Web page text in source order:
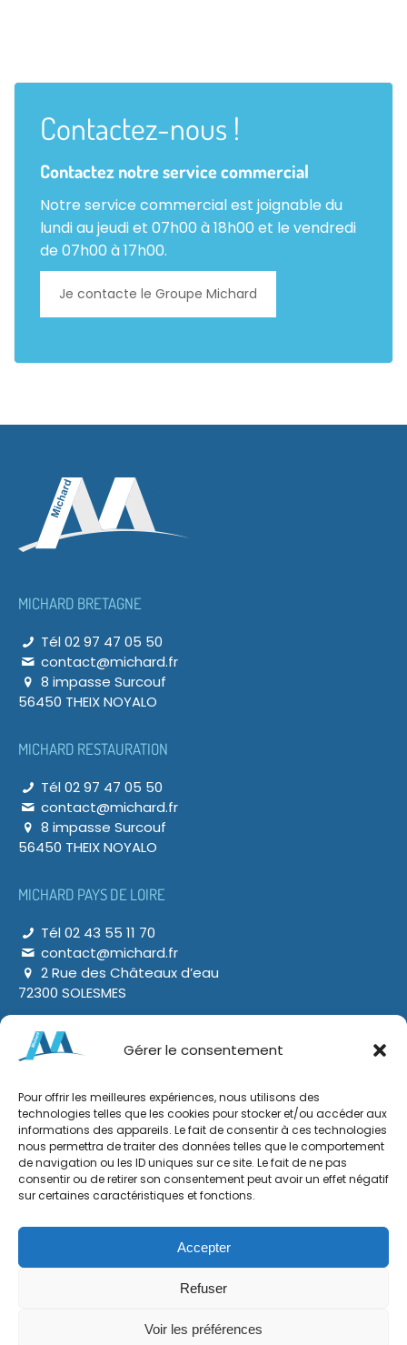
Gérer le consentement
Pour offrir les meilleures expériences, nous utilisons des
technologies telles que les cookies pour stocker et/ou accéder aux
informations des appareils. Le fait de consentir à ces technologies
nous permettra de traiter des données telles que le comportement
de navigation ou les ID uniques sur ce site. Le fait de ne pas
consentir ou de retirer son consentement peut avoir un effet négatif
sur certaines caractéristiques et fonctions.
Accepter
Refuser
Voir les préférences
Contactez-nous !
Contactez notre service commercial
Notre service commercial est joignable du
lundi au jeudi et 07h00 à 18h00 et le vendredi
de 07h00 à 17h00.
Je contacte le Groupe Michard
MICHARD BRETAGNE
Tél 02 97 47 05 50
contact@michard.fr
8 impasse Surcouf
56450 THEIX NOYALO
MICHARD RESTAURATION
Tél 02 97 47 05 50
contact@michard.fr
8 impasse Surcouf
56450 THEIX NOYALO
MICHARD PAYS DE LOIRE
Tél 02 43 55 11 70
contact@michard.fr
2 Rue des Châteaux d’eau
72300 SOLESMES